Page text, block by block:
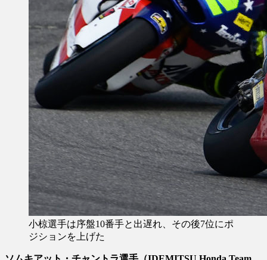
小椋選手は序盤10番手と出遅れ、その後7位にポ
ジションを上げた